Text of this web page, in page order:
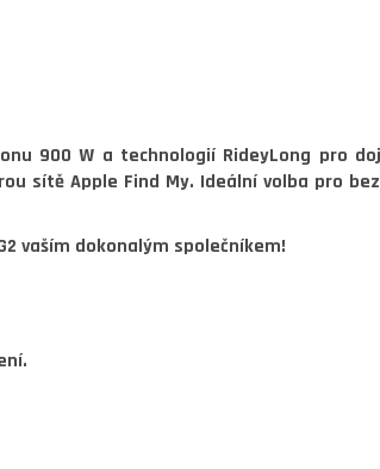
900 W a technologií RideyLong pro
sítě Apple Find My. Ideální volba pro
vaším dokonalým společníkem!